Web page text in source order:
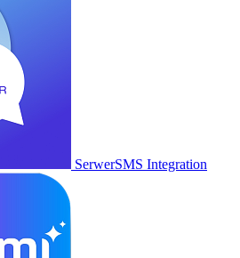
SerwerSMS Integration